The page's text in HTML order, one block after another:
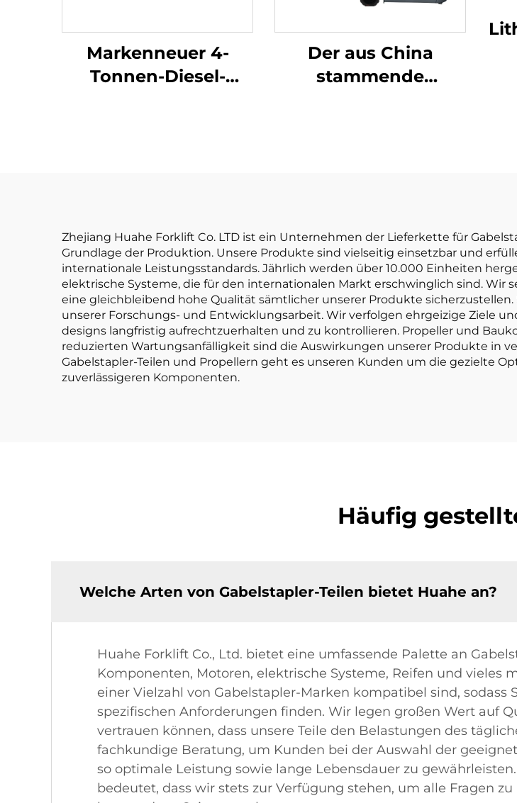
Markenneuer 4-
Tonnen-Diesel-
Der aus China
stammende
Zhejiang Huahe Forklift Co. LTD ist ein Unternehmen der Lieferkette für
Grundlage der Produktion. Unsere Produkte sind vielseitig einsetzbar und
internationale Leistungsstandards. Jährlich werden über 10.000 Einheiten
elektrische Systeme, die für den internationalen Markt erschwinglich sind.
eine gleichbleibend hohe Qualität sämtlicher unserer Produkte
unserer Forschungs- und Entwicklungsarbeit. Wir verfolgen ehrgeizige Ziele
designs langfristig aufrechtzuerhalten und zu kontrollieren. Propeller und
reduzierten Wartungsanfälligkeit sind die Auswirkungen unserer Produkte in
Gabelstapler-Teilen und Propellern geht es unseren Kunden um die gezielte
zuverlässigeren Komponenten.
Häufig
Welche Arten von Gabelstapler-Teilen bietet Huahe an?
Huahe Forklift Co., Ltd. bietet eine umfassende Palette an
Komponenten, Motoren, elektrische Systeme, Reifen und vieles
einer Vielzahl von Gabelstapler-Marken kompatibel sind,
spezifischen Anforderungen finden. Wir legen großen Wert auf
vertrauen können, dass unsere Teile den Belastungen des
fachkundige Beratung, um Kunden bei der Auswahl der
so optimale Leistung sowie lange Lebensdauer zu
bedeutet, dass wir stets zur Verfügung stehen, um alle Fragen